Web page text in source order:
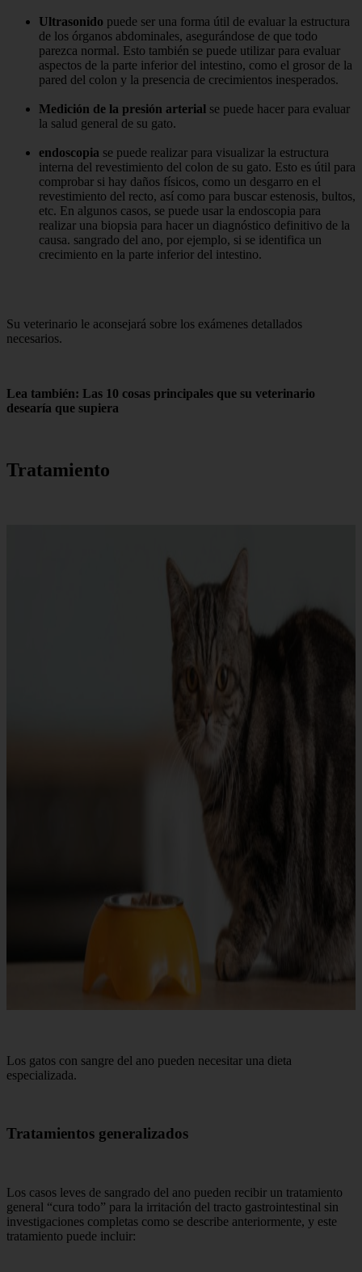
Ultrasonido puede ser una forma útil de evaluar la estructura
de los órganos abdominales, asegurándose de que todo
parezca normal. Esto también se puede utilizar para evaluar
aspectos de la parte inferior del intestino, como el grosor de la
pared del colon y la presencia de crecimientos inesperados.
Medición de la presión arterial se puede hacer para evaluar
la salud general de su gato.
endoscopia se puede realizar para visualizar la estructura
interna del revestimiento del colon de su gato. Esto es útil para
comprobar si hay daños físicos, como un desgarro en el
revestimiento del recto, así como para buscar estenosis, bultos,
etc. En algunos casos, se puede usar la endoscopia para
realizar una biopsia para hacer un diagnóstico definitivo de la
causa. sangrado del ano, por ejemplo, si se identifica un
crecimiento en la parte inferior del intestino.
Su veterinario le aconsejará sobre los exámenes detallados
necesarios.
Lea también: Las 10 cosas principales que su veterinario
desearía que supiera
Tratamiento
Los gatos con sangre del ano pueden necesitar una dieta
especializada.
Tratamientos generalizados
Los casos leves de sangrado del ano pueden recibir un tratamiento
general “cura todo” para la irritación del tracto gastrointestinal sin
investigaciones completas como se describe anteriormente, y este
tratamiento puede incluir: